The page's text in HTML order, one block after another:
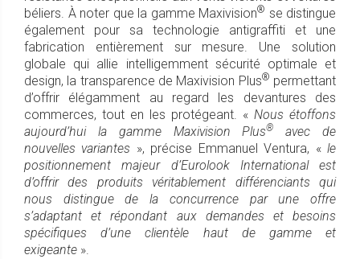
béliers. À noter que la gamme Maxivision® se distingue
également pour sa technologie antigraffiti et une
fabrication entièrement sur mesure. Une solution
globale qui allie intelligemment sécurité optimale et
design, la transparence de Maxivision Plus® permettant
d’offrir élégamment au regard les devantures des
commerces, tout en les protégeant. « Nous étoffons
aujourd’hui la gamme Maxivision Plus®
avec de
nouvelles variantes », précise Emmanuel Ventura, «le
positionnement majeur d’Eurolook International est
d’offrir des produits véritablement différenciants qui
nous distingue de la concurrence par une offre
s’adaptant et répondant aux demandes et besoins
spécifiques d’une clientèle haut de gamme et
exigeante ».